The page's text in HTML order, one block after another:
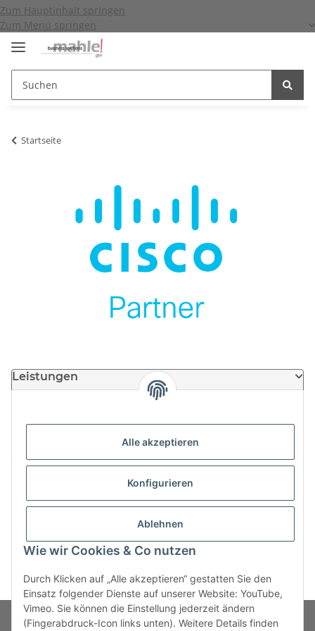
Zum Hauptinhalt springen
Zum Menü springen
Alle akzeptieren
Konfigurieren
Ablehnen
Wie wir Cookies & Co nutzen
Durch Klicken auf „Alle akzeptieren“ gestatten Sie den
Einsatz folgender Dienste auf unserer Website: YouTube,
Vimeo. Sie können die Einstellung jederzeit ändern
(Fingerabdruck-Icon links unten). Weitere Details finden
Startseite
Leistungen
Partner